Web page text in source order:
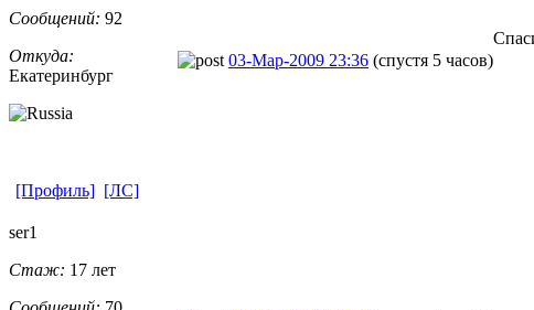
Сообщений: 92
Откуда:
Екатеринбург
03-Мар-2009 23:36 (спустя 5 часов)
[Профиль] [ЛС]
ser1
Стаж: 17 лет